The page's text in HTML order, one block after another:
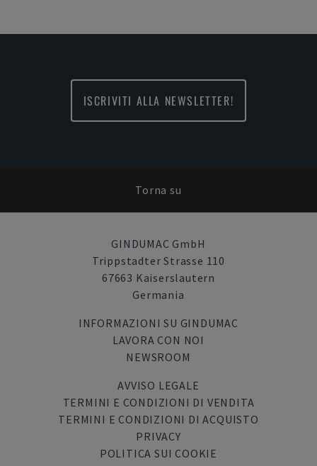
ISCRIVITI ALLA NEWSLETTER!
Torna su
GINDUMAC GmbH
Trippstadter Strasse 110
67663 Kaiserslautern
Germania
INFORMAZIONI SU GINDUMAC
LAVORA CON NOI
NEWSROOM
AVVISO LEGALE
TERMINI E CONDIZIONI DI VENDITA
TERMINI E CONDIZIONI DI ACQUISTO
PRIVACY
POLITICA SUI COOKIE